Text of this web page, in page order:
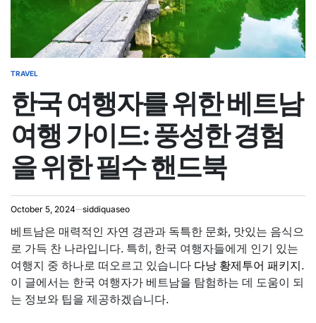
POSTED
TRAVEL
한국 여행자를 위한 베트남
여행 가이드: 풍성한 경험
을 위한 필수 핸드북
October 5, 2024 siddiquaseo
베트남은 매력적인 자연 경관과 독특한 문화, 맛있는 음식으
로 가득 찬 나라입니다. 특히, 한국 여행자들에게 인기 있는
여행지 중 하나로 떠오르고 있습니다 다낭 황제투어 패키지.
이 글에서는 한국 여행자가 베트남을 탐험하는 데 도움이 되
는 정보와 팁을 제공하겠습니다.